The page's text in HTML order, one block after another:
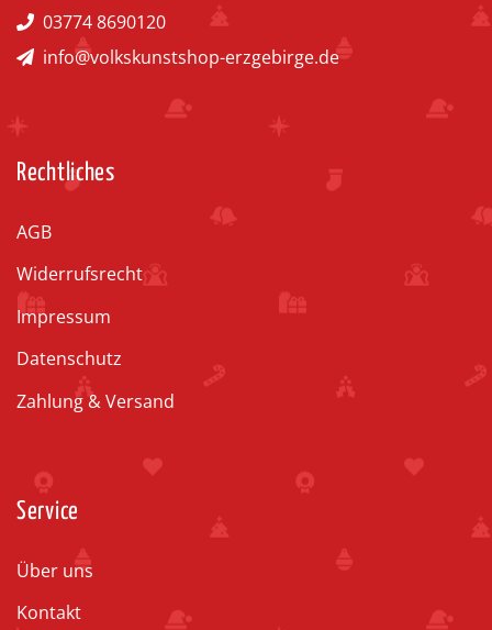
03774 8690120
info@volkskunstshop-erzgebirge.de
Rechtliches
AGB
Widerrufsrecht
Impressum
Datenschutz
Zahlung & Versand
Service
Über uns
Kontakt